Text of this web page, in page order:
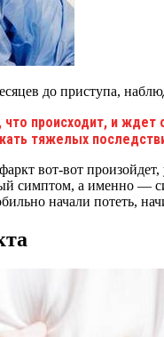
до приступа,
происходит, и
тяжелых
вот-вот
симптом, а именно —
начали потеть,